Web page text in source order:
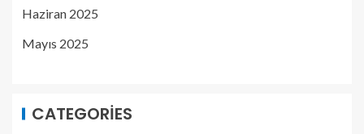
Haziran 2025
Mayıs 2025
CATEGORIES